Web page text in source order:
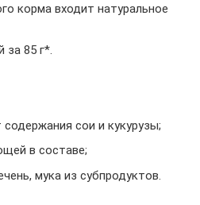
корма входит натуральное
за 85 г*.
сои и кукурузы;
в составе;
мука из субпродуктов.